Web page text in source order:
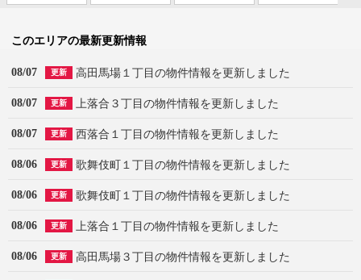
このエリアの最新更新情報
08/07 更新 高田馬場１丁目の物件情報を更新しました
08/07 更新 上落合３丁目の物件情報を更新しました
08/07 更新 西落合１丁目の物件情報を更新しました
08/06 更新 歌舞伎町１丁目の物件情報を更新しました
08/06 更新 歌舞伎町１丁目の物件情報を更新しました
08/06 更新 上落合１丁目の物件情報を更新しました
08/06 更新 高田馬場３丁目の物件情報を更新しました